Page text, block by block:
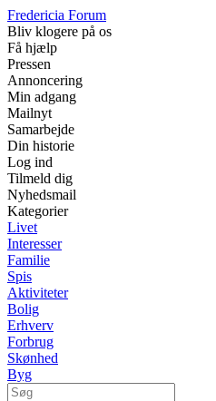
Fredericia Forum
Bliv klogere på os
Få hjælp
Pressen
Annoncering
Min adgang
Mailnyt
Samarbejde
Din historie
Log ind
Tilmeld dig
Nyhedsmail
Kategorier
Livet
Interesser
Familie
Spis
Aktiviteter
Bolig
Erhverv
Forbrug
Skønhed
Byg